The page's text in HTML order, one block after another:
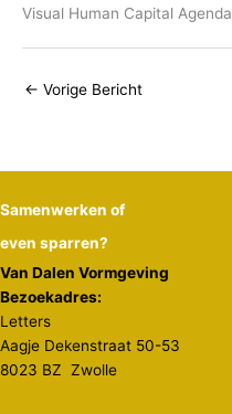
Visual Human Capital Agenda
← Vorige Bericht
Samenwerken of
even sparren?
Van Dalen Vormgeving
Bezoekadres:
Letters
Aagje Dekenstraat 50-53
8023 BZ Zwolle